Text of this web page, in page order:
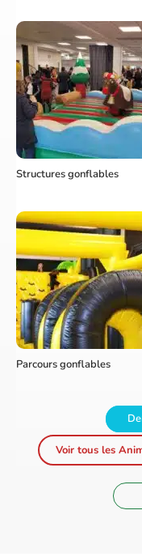
Structures gonflables
Parcours gonflables
Voir tous les